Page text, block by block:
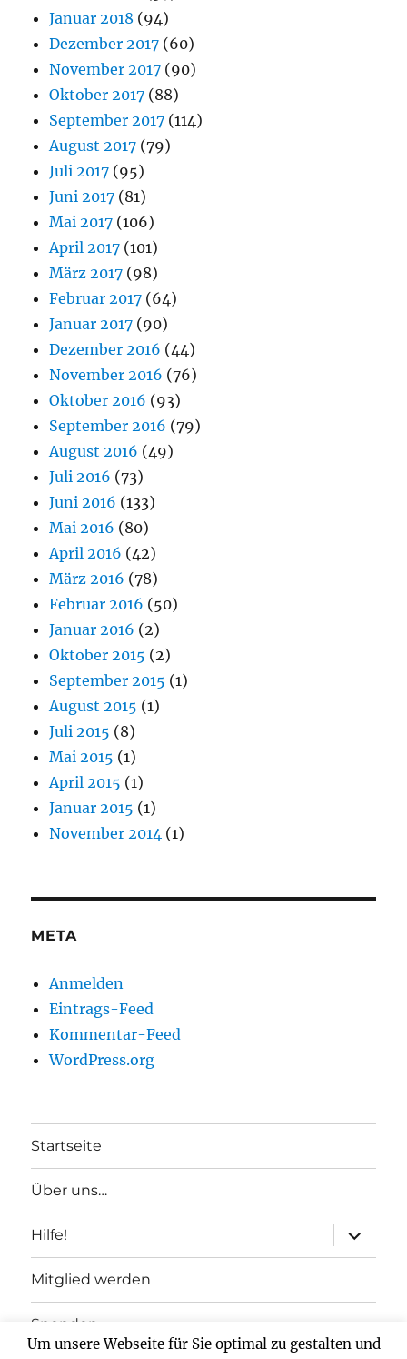
Januar 2018 (94)
Dezember 2017 (60)
November 2017 (90)
Oktober 2017 (88)
September 2017 (114)
August 2017 (79)
Juli 2017 (95)
Juni 2017 (81)
Mai 2017 (106)
April 2017 (101)
März 2017 (98)
Februar 2017 (64)
Januar 2017 (90)
Dezember 2016 (44)
November 2016 (76)
Oktober 2016 (93)
September 2016 (79)
August 2016 (49)
Juli 2016 (73)
Juni 2016 (133)
Mai 2016 (80)
April 2016 (42)
März 2016 (78)
Februar 2016 (50)
Januar 2016 (2)
Oktober 2015 (2)
September 2015 (1)
August 2015 (1)
Juli 2015 (8)
Mai 2015 (1)
April 2015 (1)
Januar 2015 (1)
November 2014 (1)
META
Anmelden
Eintrags-Feed
Kommentar-Feed
WordPress.org
Startseite
Über uns…
Hilfe!
anzeigen
Mitglied werden
Spenden
Um unsere Webseite für Sie optimal zu gestalten und